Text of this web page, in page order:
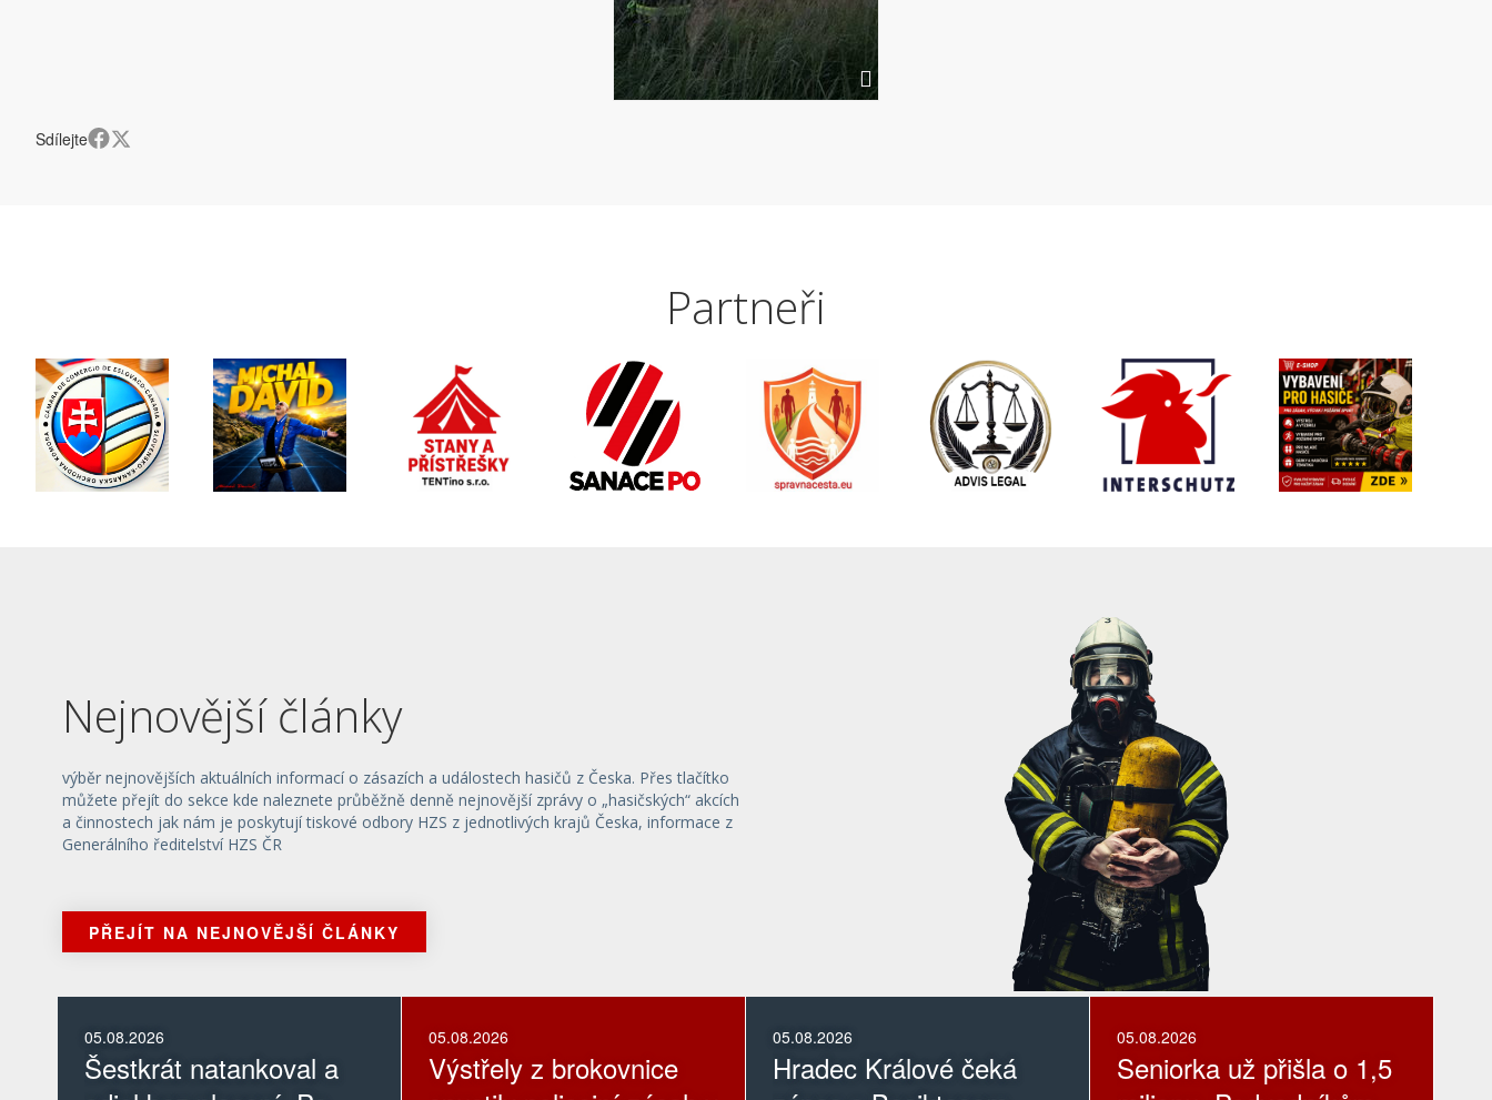
Sdílejte
Partneři
Nejnovější články
výběr nejnovějších aktuálních informací o zásazích a událostech hasičů z Česka. Přes tlačítko
můžete přejít do sekce kde naleznete průběžně denně nejnovější zprávy o „hasičských“ akcích
a činnostech jak nám je poskytují tiskové odbory HZS z jednotlivých krajů Česka, informace z
Generálního ředitelství HZS ČR
PŘEJÍT NA NEJNOVĚJŠÍ ČLÁNKY
05.08.2026
Šestkrát natankoval a
05.08.2026
Hradec Králové čeká
05.08.2026
Seniorka už přišla o 1,5
05.08.2026
Výstřely z brokovnice